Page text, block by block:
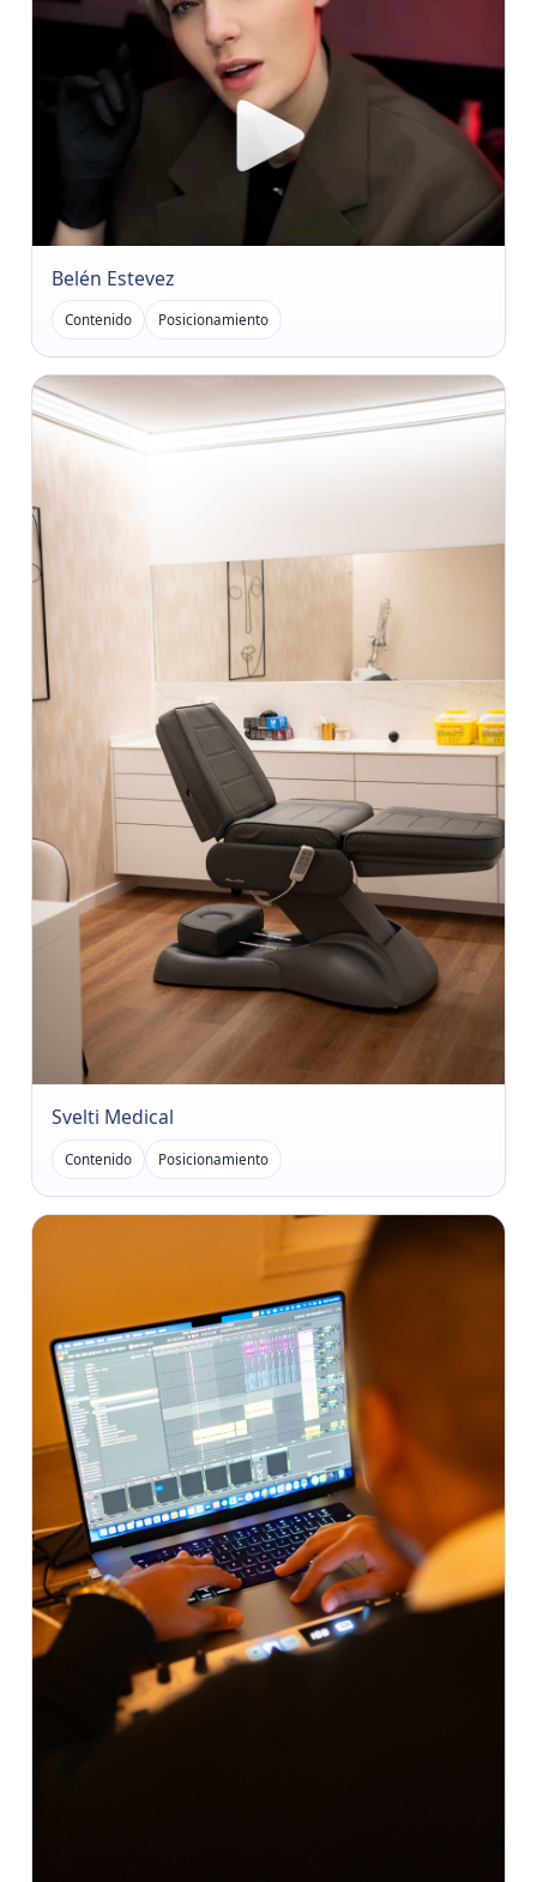
Belén Estevez
Contenido Posicionamiento
Svelti Medical
Contenido Posicionamiento